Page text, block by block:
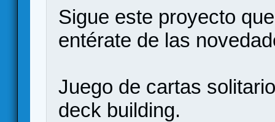
Sigue este proyecto
entérate de las
Juego de cartas
deck building.